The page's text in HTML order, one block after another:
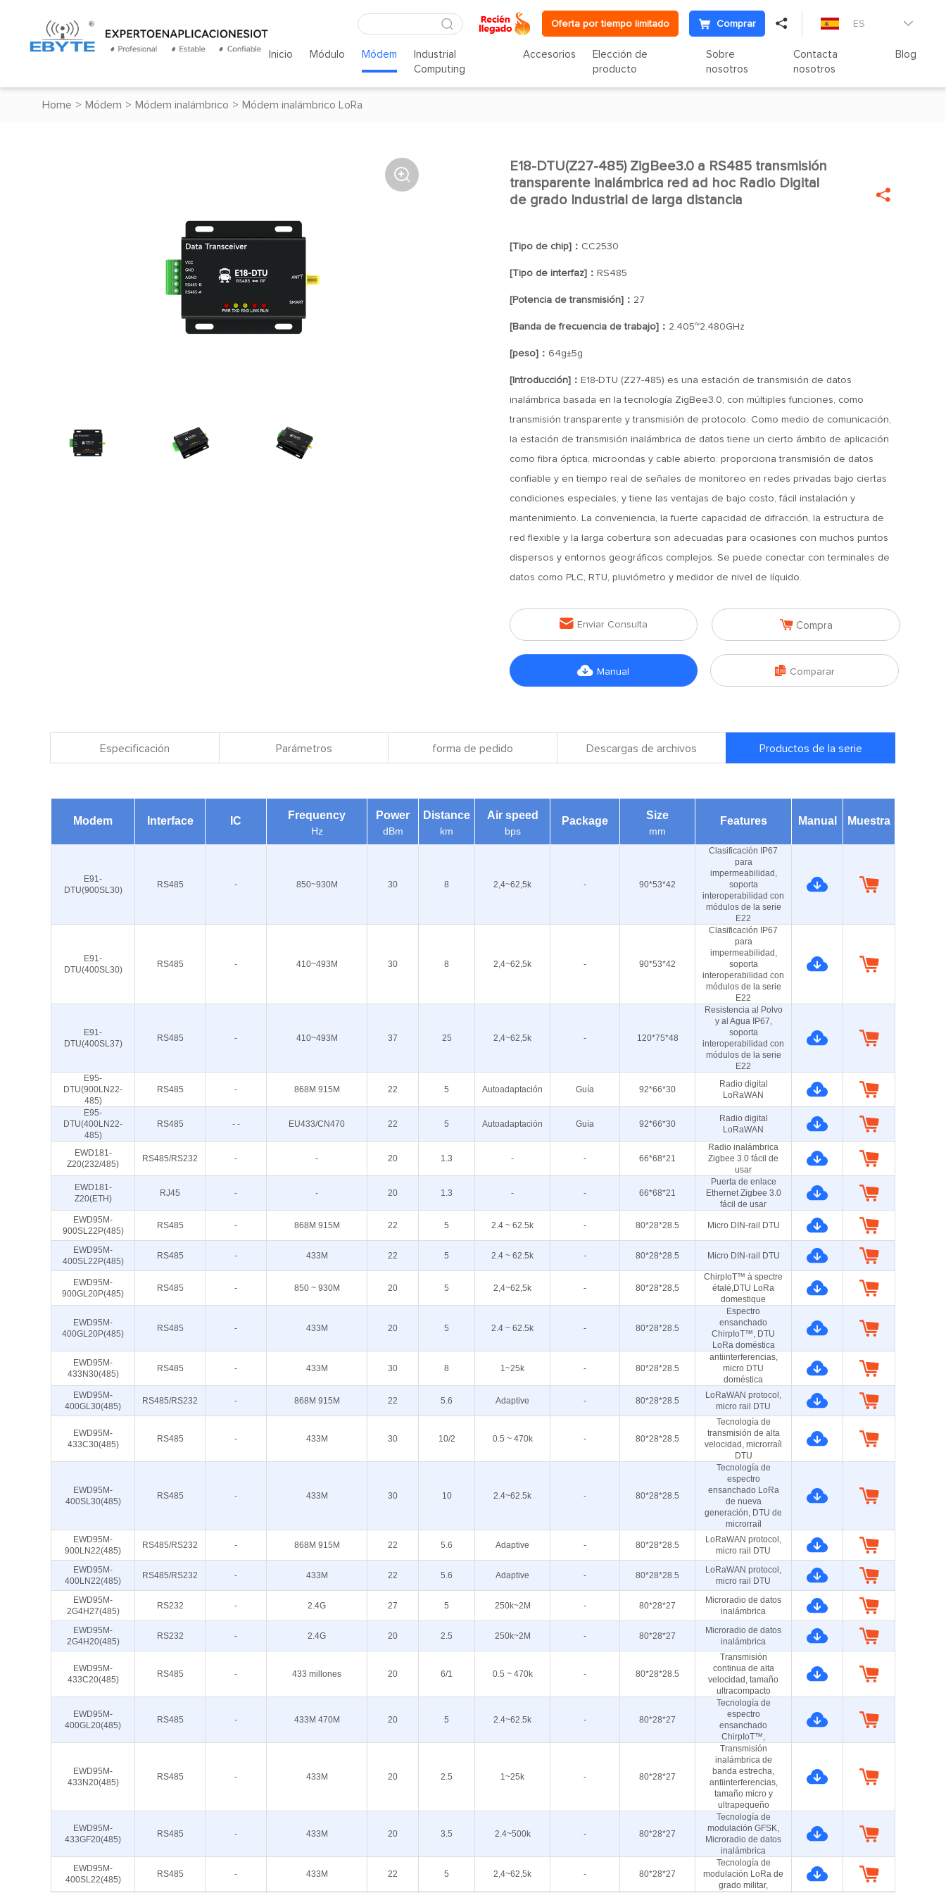
Oferta por tiempo limitado Comprar  ES 
Inicio Módulo Módem
Industrial
Computing
Accesorios
Elección de
producto
Sobre
nosotros
Contacta
nosotros
Blog
Home > Módem > Módem inalámbrico > Módem inalámbrico LoRa
 
E18-DTU(Z27-485) ZigBee3.0 a RS485 transmisión
transparente inalámbrica red ad hoc Radio Digital
de grado Industrial de larga distancia

[Tipo de chip]： CC2530
[Tipo de interfaz]： RS485
[Potencia de transmisión]： 27
[Banda de frecuencia de trabajo]： 2.405~2.480GHz
[peso]： 64g±5g
[Introducción]： E18-DTU (Z27-485) es una estación de transmisión de datos
inalámbrica basada en la tecnología ZigBee3.0, con múltiples funciones, como
transmisión transparente y transmisión de protocolo. Como medio de comunicación,
la estación de transmisión inalámbrica de datos tiene un cierto ámbito de aplicación
como fibra óptica, microondas y cable abierto: proporciona transmisión de datos
confiable y en tiempo real de señales de monitoreo en redes privadas bajo ciertas
condiciones especiales, y tiene las ventajas de bajo costo, fácil instalación y
mantenimiento. La conveniencia, la fuerte capacidad de difracción, la estructura de
red flexible y la larga cobertura son adecuadas para ocasiones con muchos puntos
dispersos y entornos geográficos complejos. Se puede conectar con terminales de
datos como PLC, RTU, pluviómetro y medidor de nivel de líquido.
 Enviar Consulta  Compra
 Manual  Comparar
Especificación Parámetros forma de pedido Descargas de archivos Productos de la serie
Modem Interface IC Frequency
Hz
Power
dBm
Distance
km
Air speed
bps
Package Size
mm
Features Manual Muestra
E91-
DTU(900SL30)
RS485 - 850~930M 30 8 2,4~62,5k - 90*53*42
Clasificación IP67
para
impermeabilidad,
soporta
interoperabilidad con
módulos de la serie
E22
E91-
DTU(400SL30)
RS485 - 410~493M 30 8 2,4~62,5k - 90*53*42
Clasificación IP67
para
impermeabilidad,
soporta
interoperabilidad con
módulos de la serie
E22
E91-
DTU(400SL37)
RS485 - 410~493M 37 25 2,4~62,5k - 120*75*48
Resistencia al Polvo
y al Agua IP67,
soporta
interoperabilidad con
módulos de la serie
E22
E95-
DTU(900LN22-
485)
RS485 - 868M 915M 22 5 Autoadaptación Guía 92*66*30
Radio digital
LoRaWAN
E95-
DTU(400LN22-
485)
RS485 - - EU433/CN470 22 5 Autoadaptación Guía 92*66*30
Radio digital
LoRaWAN
EWD181-
Z20(232/485)
RS485/RS232 - - 20 1.3 - - 66*68*21
Radio inalámbrica
Zigbee 3.0 fácil de
usar
EWD181-
Z20(ETH)
RJ45 - - 20 1.3 - - 66*68*21
Puerta de enlace
Ethernet Zigbee 3.0
fácil de usar
EWD95M-
900SL22P(485)
RS485 - 868M 915M 22 5 2.4 ~ 62.5k - 80*28*28.5 Micro DIN-rail DTU
EWD95M-
400SL22P(485)
RS485 - 433M 22 5 2.4 ~ 62.5k - 80*28*28.5 Micro DIN-rail DTU
EWD95M-
900GL20P(485)
RS485 - 850 ~ 930M 20 5 2,4~62,5k - 80*28*28,5
ChirpIoT™ à spectre
étalé,DTU LoRa
domestique
EWD95M-
400GL20P(485)
RS485 - 433M 20 5 2.4 ~ 62.5k - 80*28*28.5
Espectro
ensanchado
ChirpIoT™, DTU
LoRa doméstica
EWD95M-
433N30(485)
RS485 - 433M 30 8 1~25k - 80*28*28.5
antiinterferencias,
micro DTU
doméstica
EWD95M-
400GL30(485)
RS485/RS232 - 868M 915M 22 5.6 Adaptive - 80*28*28.5
LoRaWAN protocol,
micro rail DTU
EWD95M-
433C30(485)
RS485 - 433M 30 10/2 0.5 ~ 470k - 80*28*28.5
Tecnología de
transmisión de alta
velocidad, microrraíl
DTU
EWD95M-
400SL30(485)
RS485 - 433M 30 10 2.4~62.5k - 80*28*28.5
Tecnología de
espectro
ensanchado LoRa
de nueva
generación, DTU de
microrraíl
EWD95M-
900LN22(485)
RS485/RS232 - 868M 915M 22 5.6 Adaptive - 80*28*28.5
LoRaWAN protocol,
micro rail DTU
EWD95M-
400LN22(485)
RS485/RS232 - 433M 22 5.6 Adaptive - 80*28*28.5
LoRaWAN protocol,
micro rail DTU
EWD95M-
2G4H27(485)
RS232 - 2.4G 27 5 250k~2M - 80*28*27
Microradio de datos
inalámbrica
EWD95M-
2G4H20(485)
RS232 - 2.4G 20 2.5 250k~2M - 80*28*27
Microradio de datos
inalámbrica
EWD95M-
433C20(485)
RS485 - 433 millones 20 6/1 0.5 ~ 470k - 80*28*28.5
Transmisión
continua de alta
velocidad, tamaño
ultracompacto
EWD95M-
400GL20(485)
RS485 - 433M 470M 20 5 2.4~62.5k - 80*28*27
Tecnología de
espectro
ensanchado
ChirpIoT™,
EWD95M-
433N20(485)
RS485 - 433M 20 2.5 1~25k - 80*28*27
Transmisión
inalámbrica de
banda estrecha,
antiinterferencias,
tamaño micro y
ultrapequeño
EWD95M-
433GF20(485)
RS485 - 433M 20 3.5 2.4~500k - 80*28*27
Tecnología de
modulación GFSK,
Microradio de datos
inalámbrica
EWD95M-
400SL22(485)
RS485 - 433M 22 5 2,4~62,5k - 80*28*27
Tecnología de
modulación LoRa de
grado militar,